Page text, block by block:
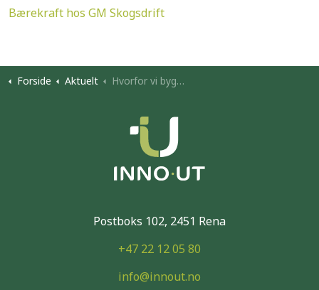
Bærekraft hos GM Skogsdrift
Forside Aktuelt Hvorfor vi bygde Naturkapitalen
Postboks 102, 2451 Rena
+47 22 12 05 80
info@innout.no